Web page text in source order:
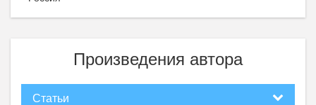
Произведения автора
Статьи